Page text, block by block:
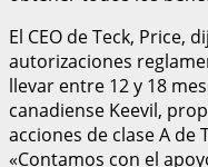
El CEO de Teck, Price,
autorizaciones
llevar entre 12 y 18
canadiense Keevil,
acciones de clase A de
«Contamos con el